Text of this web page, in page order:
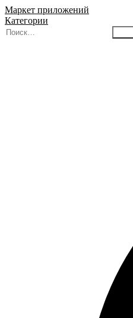
Маркет приложений
Категории